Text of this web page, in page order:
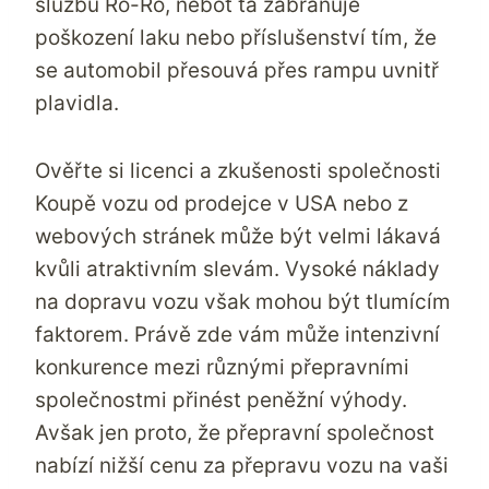
poškození laku nebo příslušenství tím, že
se automobil přesouvá přes rampu uvnitř
plavidla.
Ověřte si licenci a zkušenosti společnosti
Koupě vozu od prodejce v USA nebo z
webových stránek může být velmi lákavá
kvůli atraktivním slevám. Vysoké náklady
na dopravu vozu však mohou být tlumícím
faktorem. Právě zde vám může intenzivní
konkurence mezi různými přepravními
společnostmi přinést peněžní výhody.
Avšak jen proto, že přepravní společnost
nabízí nižší cenu za přepravu vozu na vaši